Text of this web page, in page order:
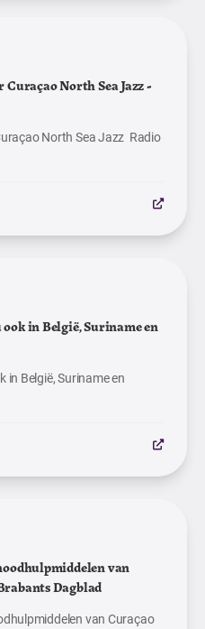
North Sea Jazz -
North Sea Jazz Radio
in België, Suriname en
in België, Suriname en
van
Dagblad
van Curaçao